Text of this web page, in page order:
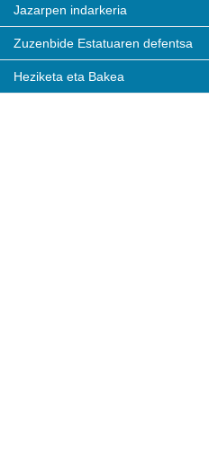
Jazarpen indarkeria
Zuzenbide Estatuaren defentsa
Heziketa eta Bakea